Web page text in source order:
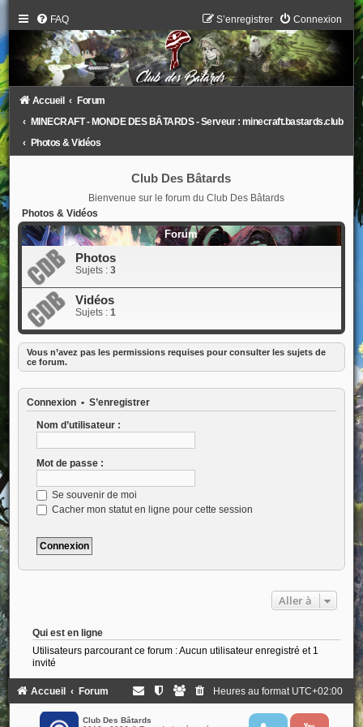
FAQ Connexion
S’enregistrer
Accueil
Forum
MINECRAFT - MONDE DES BÂTARDS - Serveur : minecraft.bastards.club
Photos & Vidéos
Club Des Bâtards
Bienvenue sur le forum du Club Des Bâtards
Photos & Vidéos
Forum
Photos
Sujets : 3
Vidéos
Sujets : 1
Vous n’avez pas les permissions requises pour consulter les sujets de
ce forum.
Connexion• S’enregistrer
Nom d’utilisateur :
Mot de passe :
Se souvenir de moi
Cacher mon statut en ligne pour cette session
Aller à
Qui est en ligne
Utilisateurs parcourant ce forum : Aucun utilisateur enregistré et 1
invité
Accueil Forum Heures au format UTC+02:00
Club Des Bâtards